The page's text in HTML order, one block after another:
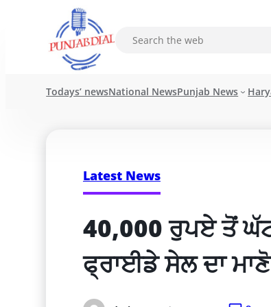
Todays’ newsNational NewsPunjab News
Latest News
40,000 ਰੁਪਏ ਤੋਂ
ਫ੍ਰਾਈਡੇ ਸੇਲ ਦਾ